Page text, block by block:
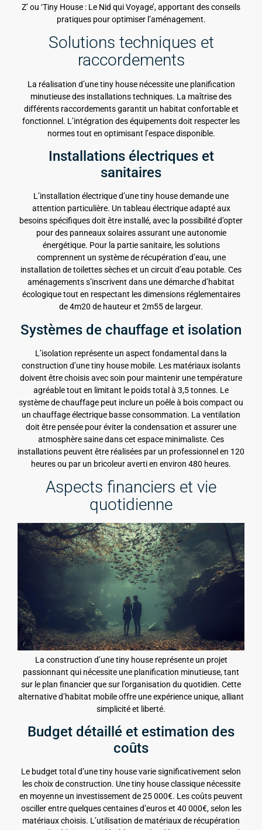
Z’ ou ‘Tiny House : Le Nid qui Voyage’, apportant des conseils
pratiques pour optimiser l’aménagement.
Solutions techniques et
raccordements
La réalisation d’une tiny house nécessite une planification
minutieuse des installations techniques. La maîtrise des
différents raccordements garantit un habitat confortable et
fonctionnel. L’intégration des équipements doit respecter les
normes tout en optimisant l’espace disponible.
Installations électriques et
sanitaires
L’installation électrique d’une tiny house demande une
attention particulière. Un tableau électrique adapté aux
besoins spécifiques doit être installé, avec la possibilité d’opter
pour des panneaux solaires assurant une autonomie
énergétique. Pour la partie sanitaire, les solutions
comprennent un système de récupération d’eau, une
installation de toilettes sèches et un circuit d’eau potable. Ces
aménagements s’inscrivent dans une démarche d’habitat
écologique tout en respectant les dimensions réglementaires
de 4m20 de hauteur et 2m55 de largeur.
Systèmes de chauffage et isolation
L’isolation représente un aspect fondamental dans la
construction d’une tiny house mobile. Les matériaux isolants
doivent être choisis avec soin pour maintenir une température
agréable tout en limitant le poids total à 3,5 tonnes. Le
système de chauffage peut inclure un poêle à bois compact ou
un chauffage électrique basse consommation. La ventilation
doit être pensée pour éviter la condensation et assurer une
atmosphère saine dans cet espace minimaliste. Ces
installations peuvent être réalisées par un professionnel en 120
heures ou par un bricoleur averti en environ 480 heures.
Aspects financiers et vie
quotidienne
La construction d’une tiny house représente un projet
passionnant qui nécessite une planification minutieuse, tant
sur le plan financier que sur l’organisation du quotidien. Cette
alternative d’habitat mobile offre une expérience unique, alliant
simplicité et liberté.
Budget détaillé et estimation des
coûts
Le budget total d’une tiny house varie significativement selon
les choix de construction. Une tiny house classique nécessite
en moyenne un investissement de 25 000€. Les coûts peuvent
osciller entre quelques centaines d’euros et 40 000€, selon les
matériaux choisis. L’utilisation de matériaux de récupération